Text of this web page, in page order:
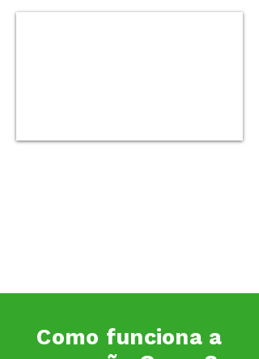
Como funciona a